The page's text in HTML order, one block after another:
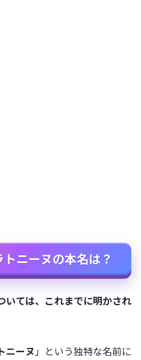
ニーヌの本名は？
いては、これまでに明かされ
ニーヌ」という独特な名前に